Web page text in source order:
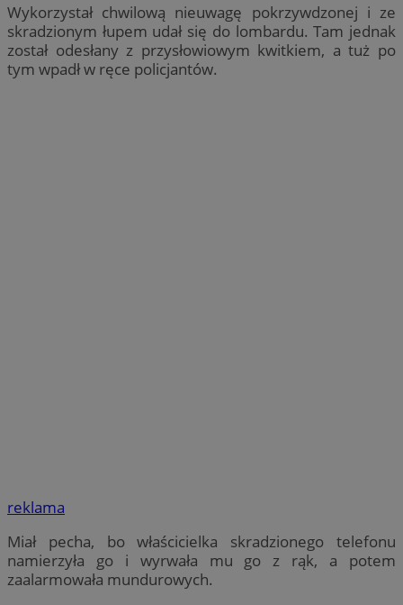
Wykorzystał chwilową nieuwagę pokrzywdzonej i ze
skradzionym łupem udał się do lombardu. Tam jednak
został odesłany z przysłowiowym kwitkiem, a tuż po
tym wpadł w ręce policjantów.
reklama
Miał pecha, bo właścicielka skradzionego telefonu
namierzyła go i wyrwała mu go z rąk, a potem
zaalarmowała mundurowych.